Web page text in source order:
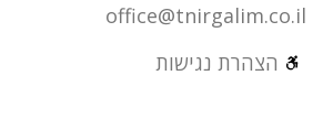
office@tnirgalim.co.il
הצהרת נגישות